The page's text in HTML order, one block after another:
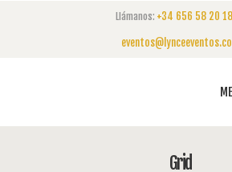
Llámanos: +34 656 58 20 18
Grid